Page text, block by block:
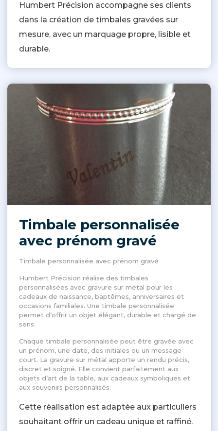
Humbert Précision accompagne ses clients
dans la création de timbales gravées sur
mesure, avec un marquage propre, lisible et
durable.
Timbale personnalisée
avec prénom gravé
Timbale personnalisée avec prénom gravé
Humbert Précision réalise des timbales
personnalisées avec gravure sur métal pour les
cadeaux de naissance, baptêmes, anniversaires et
occasions familiales. Une timbale personnalisée
permet d’offrir un objet élégant, durable et chargé de
sens.
Chaque timbale personnalisée peut être gravée avec
un prénom, une date, des initiales ou un message
court. La gravure sur métal apporte un rendu précis,
discret et soigné. Elle convient parfaitement aux
objets d’art de la table, aux cadeaux symboliques et
aux souvenirs personnalisés.
Cette réalisation est adaptée aux particuliers
souhaitant offrir un cadeau unique et raffiné.